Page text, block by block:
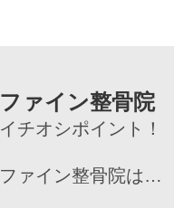
ファイン整骨院
イチオシポイント！
ファイン整骨院は…